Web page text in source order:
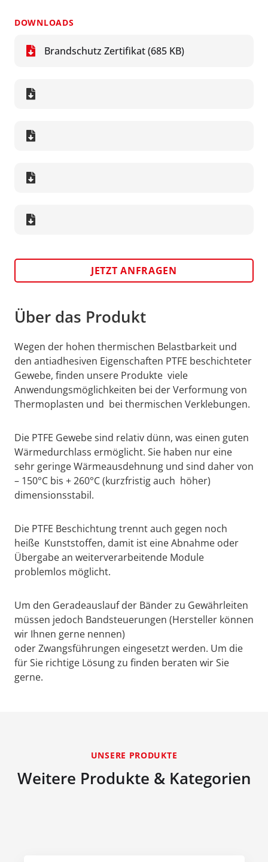
DOWNLOADS
Brandschutz Zertifikat (685 KB)
JETZT ANFRAGEN
Über das Produkt
Wegen der hohen thermischen Belastbarkeit und
den antiadhesiven Eigenschaften PTFE beschichteter
Gewebe, finden unsere Produkte viele
Anwendungsmöglichkeiten bei der Verformung von
Thermoplasten und bei thermischen Verklebungen.
Die PTFE Gewebe sind relativ dünn, was einen guten
Wärmedurchlass ermöglicht. Sie haben nur eine
sehr geringe Wärmeausdehnung und sind daher von
– 150°C bis + 260°C (kurzfristig auch höher)
dimensionsstabil.
Die PTFE Beschichtung trennt auch gegen noch
heiße Kunststoffen, damit ist eine Abnahme oder
Übergabe an weiterverarbeitende Module
problemlos möglicht.
Um den Geradeauslauf der Bänder zu Gewährleiten
müssen jedoch Bandsteuerungen (Hersteller können
wir Ihnen gerne nennen)
oder Zwangsführungen eingesetzt werden. Um die
für Sie richtige Lösung zu finden beraten wir Sie
gerne.
UNSERE PRODUKTE
Weitere Produkte & Kategorien